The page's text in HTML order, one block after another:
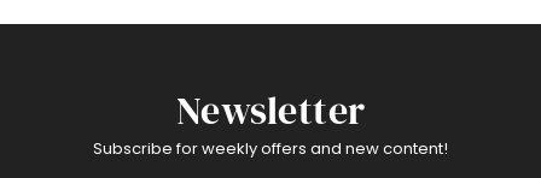
Newsletter
Subscribe for weekly offers and new content!